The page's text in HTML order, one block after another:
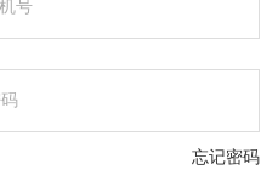
忘记密码